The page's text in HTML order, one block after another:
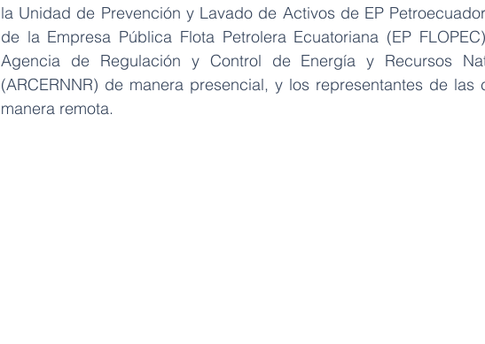
la Unidad de Prevención y Lavado de Activos de EP
de la Empresa Pública Flota Petrolera Ecuatoriana (EP
Agencia de Regulación y Control de Energía y Recursos
(ARCERNNR) de manera presencial, y los representantes de las
manera remota.